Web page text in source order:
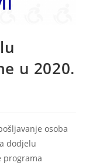
u 2020.
osoba
dodjelu
programa